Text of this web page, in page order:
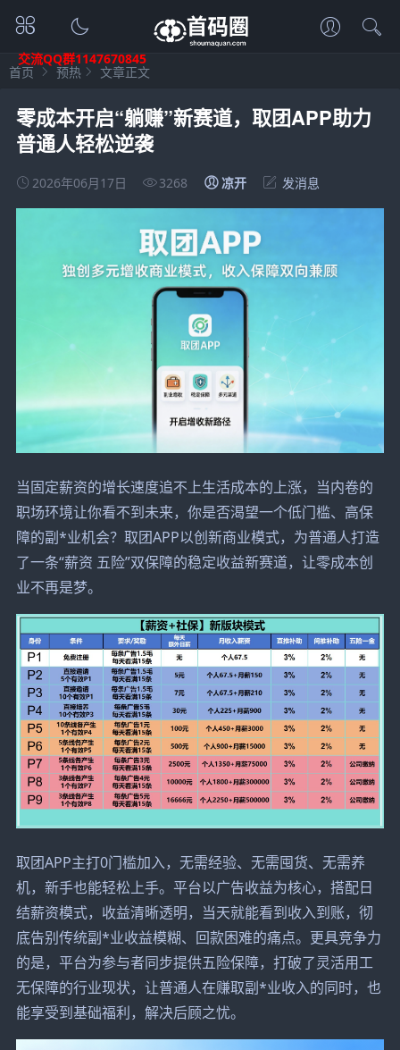
交流QQ群1147670845
首页 预热 文章正文
零成本开启“躺赚”新赛道，取团APP助力
普通人轻松逆袭
2026年06月17日 3268 凉开 发消息
当固定薪资的增长速度追不上生活成本的上涨，当内卷的
职场环境让你看不到未来，你是否渴望一个低门槛、高保
障的副*业机会？取团APP以创新商业模式，为普通人打造
了一条“薪资 五险”双保障的稳定收益新赛道，让零成本创
业不再是梦。
取团APP主打0门槛加入，无需经验、无需囤货、无需养
机，新手也能轻松上手。平台以广告收益为核心，搭配日
结薪资模式，收益清晰透明，当天就能看到收入到账，彻
底告别传统副*业收益模糊、回款困难的痛点。更具竞争力
的是，平台为参与者同步提供五险保障，打破了灵活用工
无保障的行业现状，让普通人在赚取副*业收入的同时，也
能享受到基础福利，解决后顾之忧。